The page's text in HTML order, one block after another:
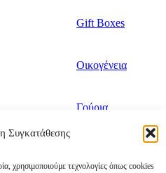
Συγκατάθεσης
χρησιμοποιούμε τεχνολογίες όπως cookies
Gift Boxes
Οικογένεια
Γούρια